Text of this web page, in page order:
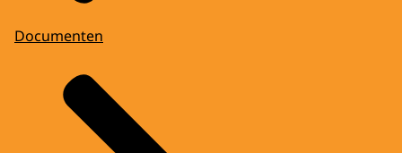
Documenten